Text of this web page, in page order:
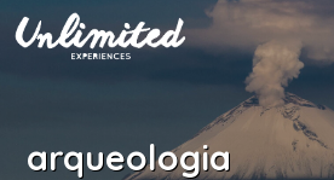
$ MXN
arqueologia